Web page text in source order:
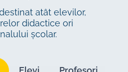
atât elevilor,
didactice ori
școlar.